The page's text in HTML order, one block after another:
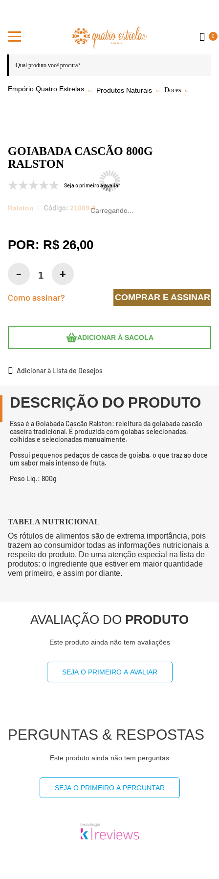
0
Produtos Naturais Doces
GOIABADA CASCÃO 800G
RALSTON
Seja o primeiro a avaliar
Ralston 21089-8
POR: R$ 26,00
ADICIONAR À SACOLA
Como assinar? COMPRAR E ASSINAR
Adicionar à Lista de Desejos
DESCRIÇÃO DO PRODUTO
Essa é a Goiabada Cascão Ralston: releitura da goiabada cascão
caseira tradicional. É produzida com goiabas selecionadas,
colhidas e selecionadas manualmente.
Possui pequenos pedaços de casca de goiaba, o que traz ao doce
um sabor mais intenso de fruta.
Peso Líq.: 800g
TABELA NUTRICIONAL
Os rótulos de alimentos são de extrema importância, pois
trazem ao consumidor todas as informações nutricionais a
respeito do produto. De uma atenção especial na lista de
produtos: o ingrediente que estiver em maior quantidade
vem primeiro, e assim por diante.
AVALIAÇÃO DO PRODUTO
Este produto ainda não tem avaliações
SEJA O PRIMEIRO A AVALIAR
PERGUNTAS & RESPOSTAS
Este produto ainda não tem perguntas
SEJA O PRIMEIRO A PERGUNTAR